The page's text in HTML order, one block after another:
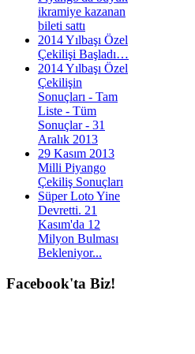
ikramiye kazanan
bileti sattı
2014 Yılbaşı Özel
Çekilişi Başladı…
2014 Yılbaşı Özel
Çekilişin
Sonuçları - Tam
Liste - Tüm
Sonuçlar - 31
Aralık 2013
29 Kasım 2013
Milli Piyango
Çekiliş Sonuçları
Süper Loto Yine
Devretti. 21
Kasım'da 12
Milyon Bulması
Bekleniyor...
Facebook'ta Biz!